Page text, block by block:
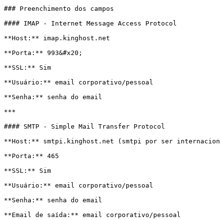
### Preenchimento dos campos
#### IMAP - Internet Message Access Protocol
**Host:** imap.kinghost.net
**Porta:** 993&#x20;
**SSL:** Sim
**Usuário:** email corporativo/pessoal
**Senha:** senha do email
***
#### SMTP - Simple Mail Transfer Protocol
**Host:** smtpi.kinghost.net (smtpi por ser
**Porta:** 465
**SSL:** Sim
**Usuário:** email corporativo/pessoal
**Senha:** senha do email
**Email de saída:** email corporativo/pessoal